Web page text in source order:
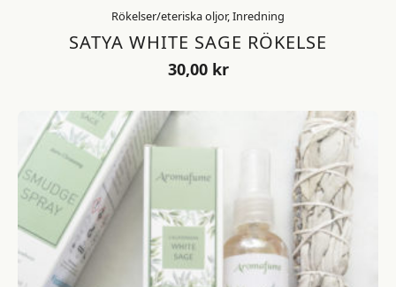
Rökelser/eteriska oljor, Inredning
SATYA WHITE SAGE RÖKELSE
30,00 kr